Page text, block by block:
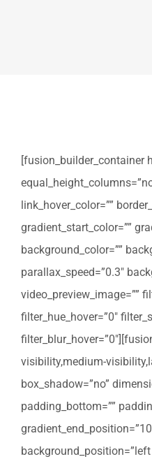
[fusion_builder_container
link_hover_color=””
gradient_start_color=””
background_color=””
parallax_speed=”0.3″
video_preview_image=””
filter_hue_hover=”0″
visibility,medium-
box_shadow=”no”
padding_bottom=””